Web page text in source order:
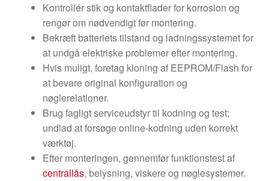
Kontrollér stik og kontaktflader for korrosion og
rengør om nødvendigt før montering.
Bekræft batteriets tilstand og ladningssystemet for
at undgå elektriske problemer efter montering.
Hvis muligt, foretag kloning af EEPROM/Flash for
at bevare original konfiguration og
nøglerelationer.
Brug fagligt serviceudstyr til kodning og test;
undlad at forsøge online-kodning uden korrekt
værktøj.
Efter monteringen, gennemfør funktionstest af
centrallås, belysning, viskere og nøglesystemer.